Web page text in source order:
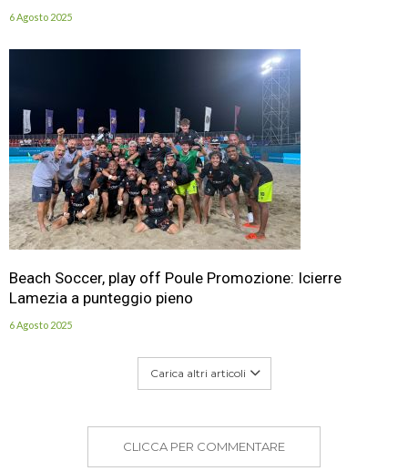
6 Agosto 2025
Beach Soccer, play off Poule Promozione: Icierre
Lamezia a punteggio pieno
6 Agosto 2025
Carica altri articoli
CLICCA PER COMMENTARE